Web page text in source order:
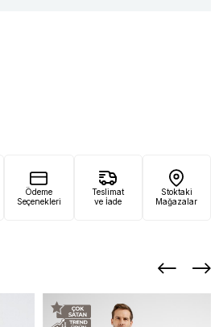
Ödeme
Seçenekleri
Teslimat
ve İade
Stoktaki
Mağazalar